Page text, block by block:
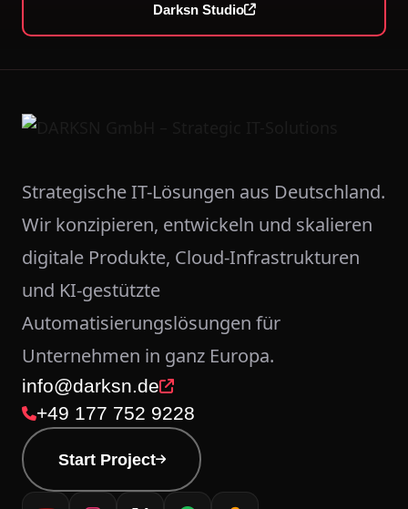
Darksn Studio
Strategische IT-Lösungen aus Deutschland.
Wir konzipieren, entwickeln und skalieren
digitale Produkte, Cloud-Infrastrukturen
und KI-gestützte
Automatisierungslösungen für
Unternehmen in ganz Europa.
info@darksn.de
+49 177 752 9228
Start Project